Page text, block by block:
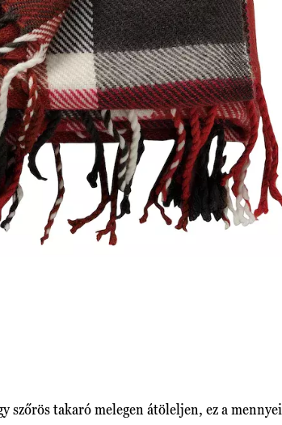
szőrös takaró melegen átöleljen, ez a mennyei